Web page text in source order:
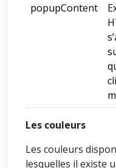
popupContent
Les couleurs
Les couleurs
lesquelles il existe